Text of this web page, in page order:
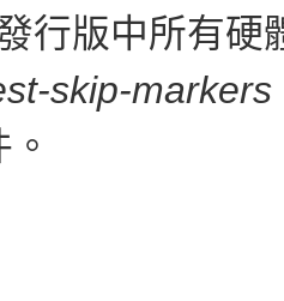
行版中所有硬
skip-markers